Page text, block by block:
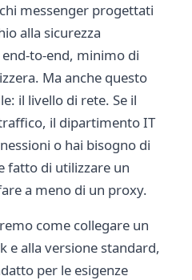
messenger progettati
alla sicurezza
to-end, minimo di
Ma anche questo
il livello di rete. Se il
il dipartimento IT
o hai bisogno di
fatto di utilizzare un
a meno di un proxy.
come collegare un
e alla versione standard,
per le esigenze